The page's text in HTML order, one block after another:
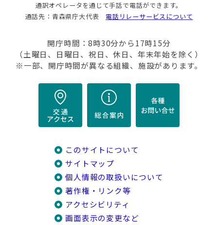
通訳オペレータを通じて手話で電話ができます。
通話先：青森県庁大代表 電話リレーサービスについて
開庁時間：8時30分から17時15分
（土曜日、日曜日、祝日、休日、年末年始を除く）
※一部、開庁時間が異なる組織、施設があります。
このサイトについて
サイトマップ
個人情報の取扱いについて
著作権・リンク等
アクセシビリティ
画面表示の変更など